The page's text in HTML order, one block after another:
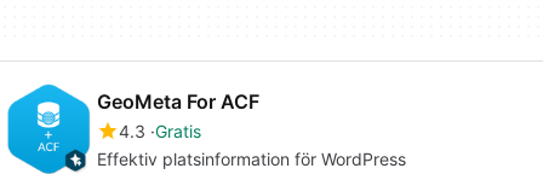
GeoMeta For ACF
4.3 Gratis
Effektiv platsinformation för WordPress